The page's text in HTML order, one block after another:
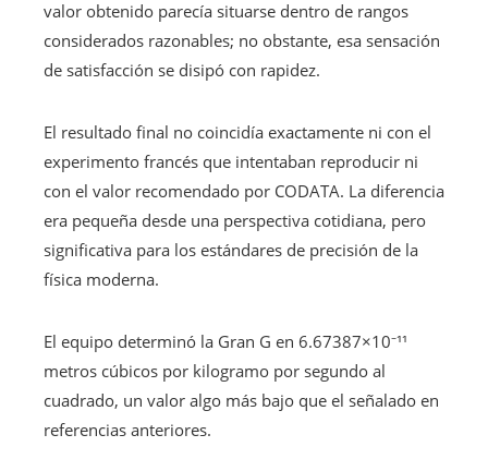
valor obtenido parecía situarse dentro de rangos
considerados razonables; no obstante, esa sensación
de satisfacción se disipó con rapidez.
El resultado final no coincidía exactamente ni con el
experimento francés que intentaban reproducir ni
con el valor recomendado por CODATA. La diferencia
era pequeña desde una perspectiva cotidiana, pero
significativa para los estándares de precisión de la
física moderna.
El equipo determinó la Gran G en 6.67387×10⁻¹¹
metros cúbicos por kilogramo por segundo al
cuadrado, un valor algo más bajo que el señalado en
referencias anteriores.